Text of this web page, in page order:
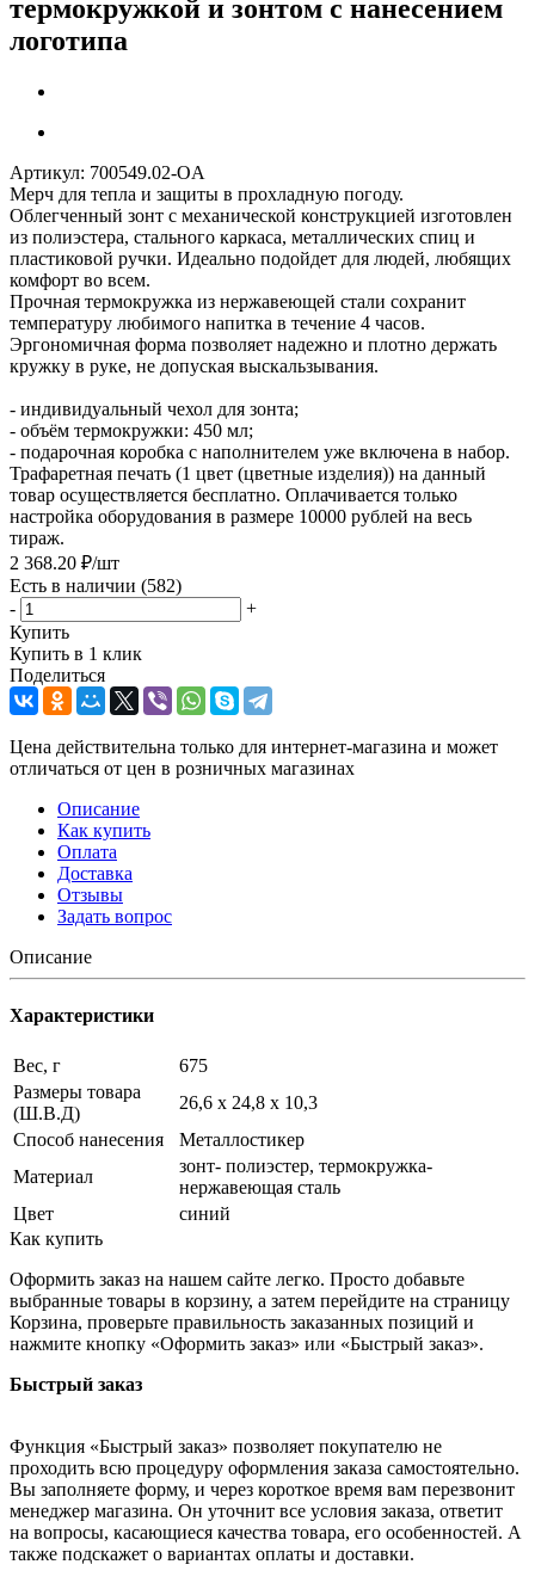
термокружкой и зонтом с нанесением
логотипа
Артикул: 700549.02-OA
Мерч для тепла и защиты в прохладную погоду.
Облегченный зонт с механической конструкцией изготовлен
из полиэстера, стального каркаса, металлических спиц и
пластиковой ручки. Идеально подойдет для людей, любящих
комфорт во всем.
Прочная термокружка из нержавеющей стали сохранит
температуру любимого напитка в течение 4 часов.
Эргономичная форма позволяет надежно и плотно держать
кружку в руке, не допуская выскальзывания.
- индивидуальный чехол для зонта;
- объём термокружки: 450 мл;
- подарочная коробка с наполнителем уже включена в набор.
Трафаретная печать (1 цвет (цветные изделия)) на данный
товар осуществляется бесплатно. Оплачивается только
настройка оборудования в размере 10000 рублей на весь
тираж.
2 368.20 ₽/шт
Есть в наличии (582)
-
+
Купить
Купить в 1 клик
Поделиться
Цена действительна только для интернет-магазина и может
отличаться от цен в розничных магазинах
Описание
Как купить
Оплата
Доставка
Отзывы
Задать вопрос
Описание
Характеристики
Вес, г
675
Размеры товара
(Ш.В.Д)
26,6 х 24,8 х 10,3
Способ нанесения
Металлостикер
Материал
зонт- полиэстер, термокружка-
нержавеющая сталь
Цвет
синий
Как купить
Оформить заказ на нашем сайте легко. Просто добавьте
выбранные товары в корзину, а затем перейдите на страницу
Корзина, проверьте правильность заказанных позиций и
нажмите кнопку «Оформить заказ» или «Быстрый заказ».
Быстрый заказ
Функция «Быстрый заказ» позволяет покупателю не
проходить всю процедуру оформления заказа самостоятельно.
Вы заполняете форму, и через короткое время вам перезвонит
менеджер магазина. Он уточнит все условия заказа, ответит
на вопросы, касающиеся качества товара, его особенностей. А
также подскажет о вариантах оплаты и доставки.